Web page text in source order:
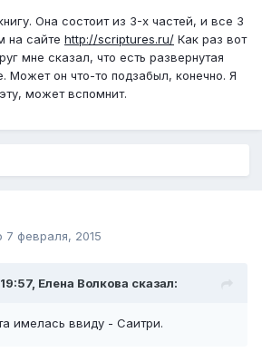
Она состоит из 3-х частей, и все 3
на сайте http://scriptures.ru/ Как раз вот
мне сказал, что есть развернутая
Может он что-то подзабыл, конечно. Я
может вспомнит.
7 февраля, 2015
Елена Волкова сказал:
имелась ввиду - Саитри.